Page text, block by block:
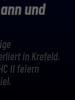
und
in Krefeld.
II feiern